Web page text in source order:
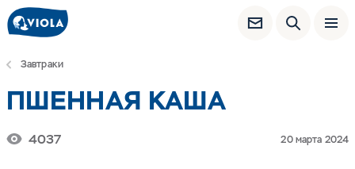
Завтраки
ПШЕННАЯ КАША
4037 20 марта 2024